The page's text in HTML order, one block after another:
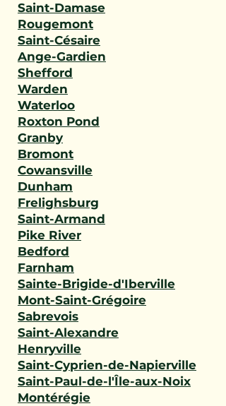
Saint-Damase
Rougemont
Saint-Césaire
Ange-Gardien
Shefford
Warden
Waterloo
Roxton Pond
Granby
Bromont
Cowansville
Dunham
Frelighsburg
Saint-Armand
Pike River
Bedford
Farnham
Sainte-Brigide-d'Iberville
Mont-Saint-Grégoire
Sabrevois
Saint-Alexandre
Henryville
Saint-Cyprien-de-Napierville
Saint-Paul-de-l'Île-aux-Noix
Montérégie